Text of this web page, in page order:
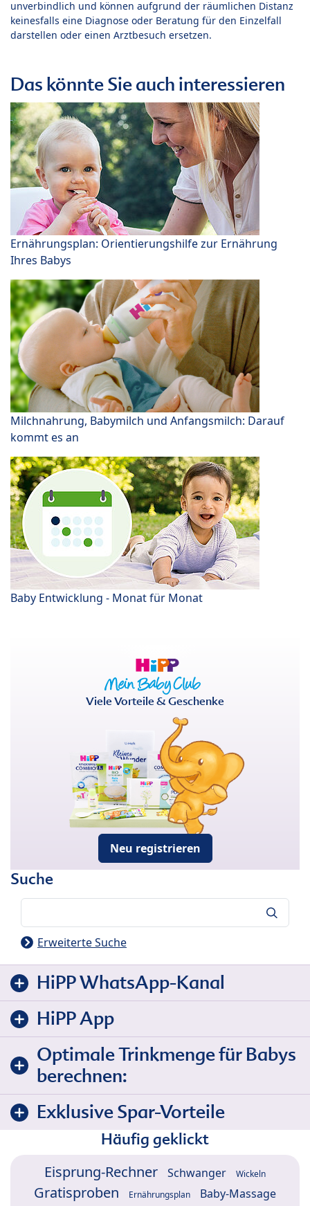
unverbindlich und können aufgrund der räumlichen Distanz
keinesfalls eine Diagnose oder Beratung für den Einzelfall
darstellen oder einen Arztbesuch ersetzen.
Das könnte Sie auch interessieren
Ernährungsplan: Orientierungshilfe zur Ernährung
Ihres Babys
Milchnahrung, Babymilch und Anfangsmilch: Darauf
kommt es an
Baby Entwicklung - Monat für Monat
Viele Vorteile & Geschenke
Neu registrieren
Suche
Erweiterte Suche
HiPP WhatsApp-Kanal
HiPP App
Optimale Trinkmenge für Babys
berechnen:
Exklusive Spar-Vorteile
Häufig geklickt
Eisprung-Rechner Schwanger Wickeln
Gratisproben Ernährungsplan Baby-Massage